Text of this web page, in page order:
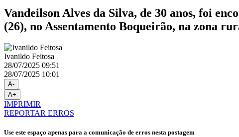
Vandeilson Alves da Silva, de 30 anos, foi
(26), no Assentamento Boqueirão, na zona
Ivanildo Feitosa
28/07/2025 09:51
28/07/2025 10:01
A-
A+
IMPRIMIR
REPORTAR ERROS
Use este espaço apenas para a comunicação de erros nesta postagem